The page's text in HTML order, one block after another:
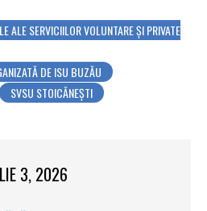
ALE SERVICIILOR VOLUNTARE ȘI PRIVATE
DE ISU BUZĂU
SVSU STOICĂNEȘTI
3, 2026